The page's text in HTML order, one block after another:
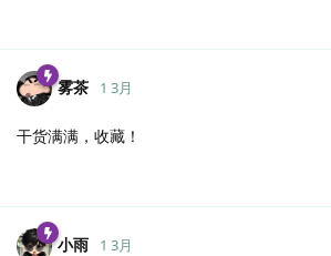
雾茶 1 3月
干货满满，收藏！
小雨 1 3月